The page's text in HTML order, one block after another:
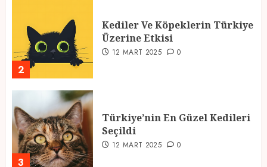
2
Kediler Ve Köpeklerin Türkiye
Üzerine Etkisi
12 MART 2025 0
3
Türkiye’nin En Güzel Kedileri
Seçildi
12 MART 2025 0